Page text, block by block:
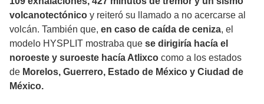
volcanotectónico y reiteró su llamado a no acercarse al
volcán. También que, en caso de caída de ceniza, el
modelo HYSPLIT mostraba que se dirigiría hacía el
noroeste y suroeste hacía Atlixco como a los estados
de Morelos, Guerrero, Estado de México y Ciudad de
México.